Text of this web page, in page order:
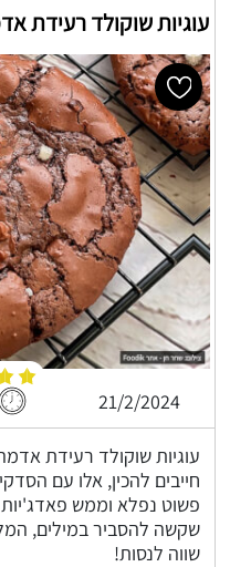
עוגיות שוקולד רעידת
21/2/2024
עוגיות שוקולד רעידת
חייבים להכין, אלו עם
פשוט נפלא וממש
שקשה להסביר במילים,
שווה לנסות!